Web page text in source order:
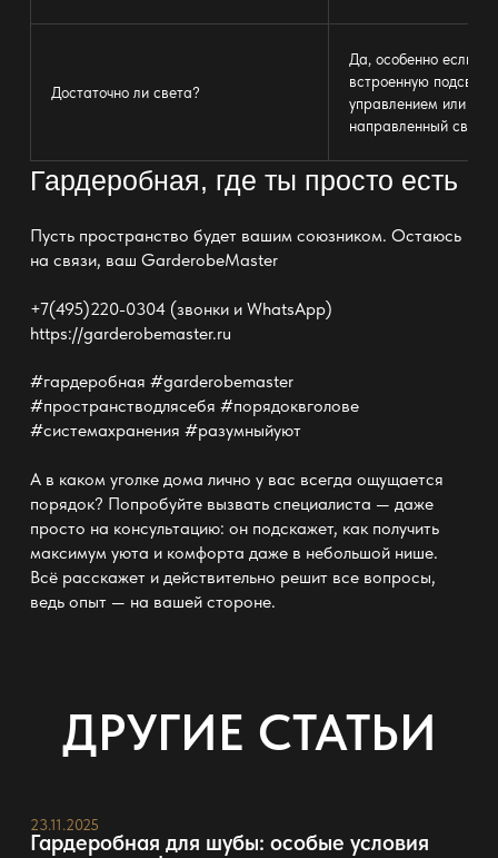
Достаточно ли света?
Да, особенно если
встроенную
управлением или
направленный
Гардеробная, где ты просто есть
Пусть пространство будет вашим союзником. Остаюсь
на связи, ваш GarderobeMaster
+7(495)220-0304 (звонки и WhatsApp)
https://garderobemaster.ru
#гардеробная #garderobemaster
#пространстводлясебя #порядоквголове
#системахранения #разумныйуют
А в каком уголке дома лично у вас всегда ощущается
порядок? Попробуйте вызвать специалиста — даже
просто на консультацию: он подскажет, как получить
максимум уюта и комфорта даже в небольшой нише.
Всё расскажет и действительно решит все вопросы,
ведь опыт — на вашей стороне.
ДРУГИЕ СТАТЬИ
23.11.2025
Гардеробная для шубы: особые условия